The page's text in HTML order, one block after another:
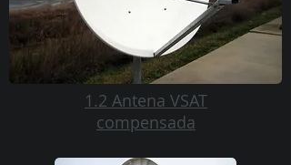
1.2 Antena VSAT
compensada